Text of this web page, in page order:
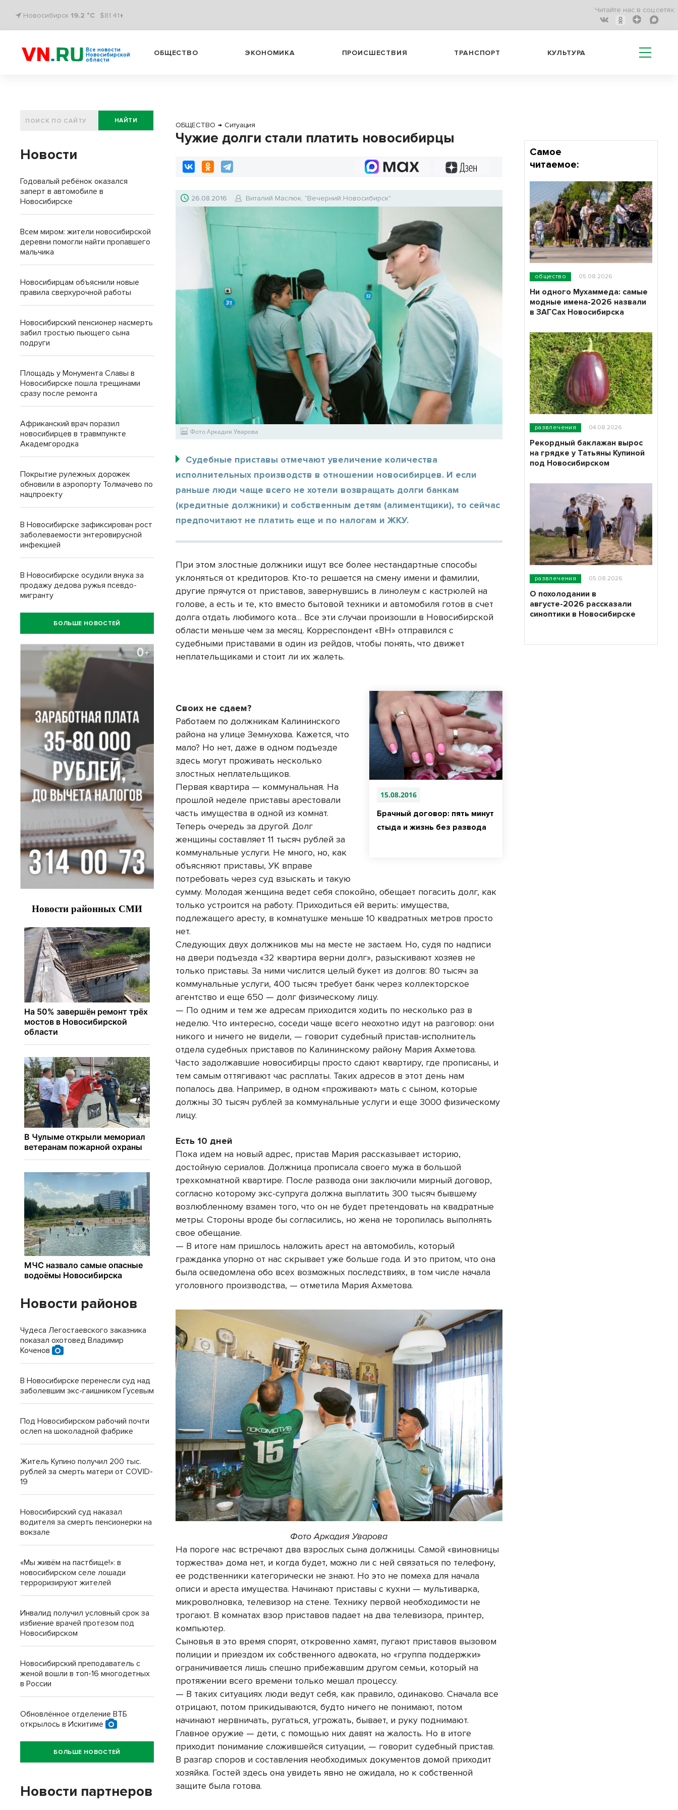
Новосибирск 19.2 °C $81.41↑
Читайте нас в соц.сетях:
Все новости
Новосибирской
области
ОБЩЕСТВО ЭКОНОМИКА ПРОИСШЕСТВИЯ ТРАНСПОРТ КУЛЬТУРА
ОБЩЕСТВО → Ситуация
Чужие долги стали платить новосибирцы
26.08.2016 Виталий Маслюк, "Вечерний Новосибирск"
Фото Аркадия Уварова
Судебные приставы отмечают увеличение количества
исполнительных производств в отношении новосибирцев. И если
раньше люди чаще всего не хотели возвращать долги банкам
(кредитные должники) и собственным детям (алиментщики), то сейчас
предпочитают не платить еще и по налогам и ЖКУ.
При этом злостные должники ищут все более нестандартные способы
уклоняться от кредиторов. Кто-то решается на смену имени и фамилии,
другие прячутся от приставов, завернувшись в линолеум с кастрюлей на
голове, а есть и те, кто вместо бытовой техники и автомобиля готов в счет
долга отдать любимого кота… Все эти случаи произошли в Новосибирской
области меньше чем за месяц. Корреспондент «ВН» отправился с
судебными приставами в один из рейдов, чтобы понять, что движет
неплательщиками и стоит ли их жалеть.
15.08.2016
Брачный договор: пять минут
стыда и жизнь без развода
Своих не сдаем?
Работаем по должникам Калининского
района на улице Земнухова. Кажется, что
мало? Но нет, даже в одном подъезде
здесь могут проживать несколько
злостных неплательщиков.
Первая квартира — коммунальная. На
прошлой неделе приставы арестовали
часть имущества в одной из комнат.
Теперь очередь за другой. Долг
женщины составляет 11 тысяч рублей за
коммунальные услуги. Не много, но, как
объясняют приставы, УК вправе
потребовать через суд взыскать и такую
сумму. Молодая женщина ведет себя спокойно, обещает погасить долг, как
только устроится на работу. Приходиться ей верить: имущества,
подлежащего аресту, в комнатушке меньше 10 квадратных метров просто
нет.
Следующих двух должников мы на месте не застаем. Но, судя по надписи
на двери подъезда «32 квартира верни долг», разыскивают хозяев не
только приставы. За ними числится целый букет из долгов: 80 тысяч за
коммунальные услуги, 400 тысяч требует банк через коллекторское
агентство и еще 650 — долг физическому лицу.
— По одним и тем же адресам приходится ходить по несколько раз в
неделю. Что интересно, соседи чаще всего неохотно идут на разговор: они
никого и ничего не видели, — говорит судебный пристав-исполнитель
отдела судебных приставов по Калининскому району Мария Ахметова.
Часто задолжавшие новосибирцы просто сдают квартиру, где прописаны, и
тем самым оттягивают час расплаты. Таких адресов в этот день нам
попалось два. Например, в одном «проживают» мать с сыном, которые
должны 30 тысяч рублей за коммунальные услуги и еще 3000 физическому
лицу.
Есть 10 дней
Пока идем на новый адрес, пристав Мария рассказывает историю,
достойную сериалов. Должница прописала своего мужа в большой
трехкомнатной квартире. После развода они заключили мирный договор,
согласно которому экс-супруга должна выплатить 300 тысяч бывшему
возлюбленному взамен того, что он не будет претендовать на квадратные
метры. Стороны вроде бы согласились, но жена не торопилась выполнять
свое обещание.
— В итоге нам пришлось наложить арест на автомобиль, который
гражданка упорно от нас скрывает уже больше года. И это притом, что она
была осведомлена обо всех возможных последствиях, в том числе начала
уголовного производства, — отметила Мария Ахметова.
Фото Аркадия Уварова
На пороге нас встречают два взрослых сына должницы. Самой «виновницы
торжества» дома нет, и когда будет, можно ли с ней связаться по телефону,
ее родственники категорически не знают. Но это не помеха для начала
описи и ареста имущества. Начинают приставы с кухни — мультиварка,
микроволновка, телевизор на стене. Технику первой необходимости не
трогают. В комнатах взор приставов падает на два телевизора, принтер,
компьютер.
Сыновья в это время спорят, откровенно хамят, пугают приставов вызовом
полиции и приездом их собственного адвоката, но «группа поддержки»
ограничивается лишь спешно прибежавшим другом семьи, который на
протяжении всего времени только мешал процессу.
— В таких ситуациях люди ведут себя, как правило, одинаково. Сначала все
отрицают, потом прикидываются, будто ничего не понимают, потом
начинают нервничать, ругаться, угрожать, бывает, и руку поднимают.
Главное оружие — дети, с помощью них давят на жалость. Но в итоге
приходит понимание сложившейся ситуации, — говорит судебный пристав.
В разгар споров и составления необходимых документов домой приходит
хозяйка. Гостей здесь она увидеть явно не ожидала, но к собственной
защите была готова.
НАЙТИ
Новости
Годовалый ребёнок оказался
заперт в автомобиле в
Новосибирске
Всем миром: жители новосибирской
деревни помогли найти пропавшего
мальчика
Новосибирцам объяснили новые
правила сверхурочной работы
Новосибирский пенсионер насмерть
забил тростью пьющего сына
подруги
Площадь у Монумента Славы в
Новосибирске пошла трещинами
сразу после ремонта
Африканский врач поразил
новосибирцев в травмпункте
Академгородка
Покрытие рулежных дорожек
обновили в аэропорту Толмачево по
нацпроекту
В Новосибирске зафиксирован рост
заболеваемости энтеровирусной
инфекцией
В Новосибирске осудили внука за
продажу дедова ружья псевдо-
мигранту
БОЛЬШЕ НОВОСТЕЙ
Новости районов
Чудеса Легостаевского заказника
показал охотовед Владимир
Коченов
В Новосибирске перенесли суд над
заболевшим экс-гаишником Гусевым
Под Новосибирском рабочий почти
ослеп на шоколадной фабрике
Житель Купино получил 200 тыс.
рублей за смерть матери от COVID-
19
Новосибирский суд наказал
водителя за смерть пенсионерки на
вокзале
«Мы живём на пастбище!»: в
новосибирском селе лошади
терроризируют жителей
Инвалид получил условный срок за
избиение врачей протезом под
Новосибирском
Новосибирский преподаватель с
женой вошли в топ-16 многодетных
в России
Обновлённое отделение ВТБ
открылось в Искитиме
БОЛЬШЕ НОВОСТЕЙ
Новости партнеров
Самое
читаемое:
общество 05.08.2026
Ни одного Мухаммеда: самые
модные имена-2026 назвали
в ЗАГСах Новосибирска
развлечения 04.08.2026
Рекордный баклажан вырос
на грядке у Татьяны Купиной
под Новосибирском
развлечения 05.08.2026
О похолодании в
августе-2026 рассказали
синоптики в Новосибирске